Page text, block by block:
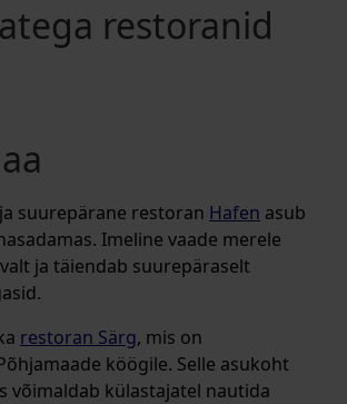
restoranid
suurepärane restoran Hafen asub
Imeline vaade merele
ja täiendab suurepäraselt
restoran Särg, mis on
köögile. Selle asukoht
võimaldab külastajatel nautida